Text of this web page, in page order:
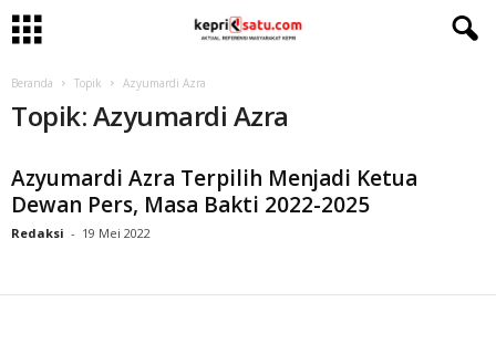
Beranda Topik Azyumardi Azra
Topik: Azyumardi Azra
Azyumardi Azra Terpilih Menjadi Ketua
Dewan Pers, Masa Bakti 2022-2025
Redaksi - 19 Mei 2022